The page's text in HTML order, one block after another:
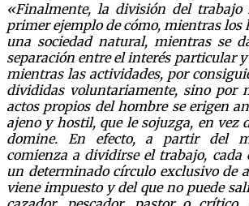
«Finalmente, la división del
primer ejemplo de cómo, mientras los
una sociedad natural, mientras se
separación entre el interés particular
mientras las actividades, por
divididas voluntariamente, sino por
actos propios del hombre se erigen
ajeno y hostil, que le sojuzga, en vez
domine. En efecto, a partir del
comienza a dividirse el trabajo, cada
un determinado círculo exclusivo de
viene impuesto y del que no puede